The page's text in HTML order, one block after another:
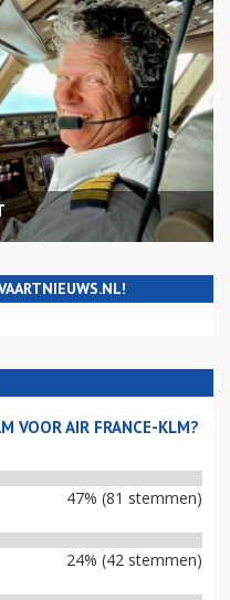
VOOR AIR FRANCE-KLM?
47% (81 stemmen)
24% (42 stemmen)